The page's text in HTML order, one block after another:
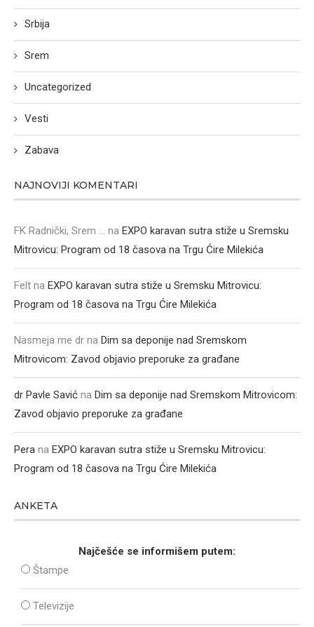
Srbija
Srem
Uncategorized
Vesti
Zabava
NAJNOVIJI KOMENTARI
FK Radnički, Srem ... na EXPO karavan sutra stiže u Sremsku
Mitrovicu: Program od 18 časova na Trgu Ćire Milekića
Felt na EXPO karavan sutra stiže u Sremsku Mitrovicu:
Program od 18 časova na Trgu Ćire Milekića
Nasmeja me dr na Dim sa deponije nad Sremskom
Mitrovicom: Zavod objavio preporuke za građane
dr Pavle Savić na Dim sa deponije nad Sremskom Mitrovicom:
Zavod objavio preporuke za građane
Pera na EXPO karavan sutra stiže u Sremsku Mitrovicu:
Program od 18 časova na Trgu Ćire Milekića
ANKETA
Najčešće se informišem putem:
Štampe
Televizije